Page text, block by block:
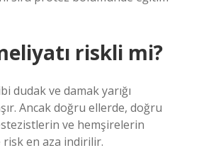
riskli mi?
dudak ve damak yarığı
Ancak doğru ellerde, doğru
ve hemşirelerin
en aza indirilir.